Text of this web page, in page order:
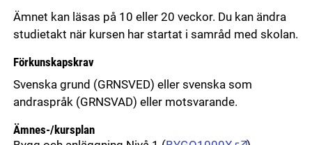
Ämnet kan läsas på 10 eller 20 veckor. Du kan ändra
studietakt när kursen har startat i samråd med skolan.
Förkunskapskrav
Svenska grund (GRNSVED) eller svenska som
andraspråk (GRNSVAD) eller motsvarande.
Ämnes-/kursplan